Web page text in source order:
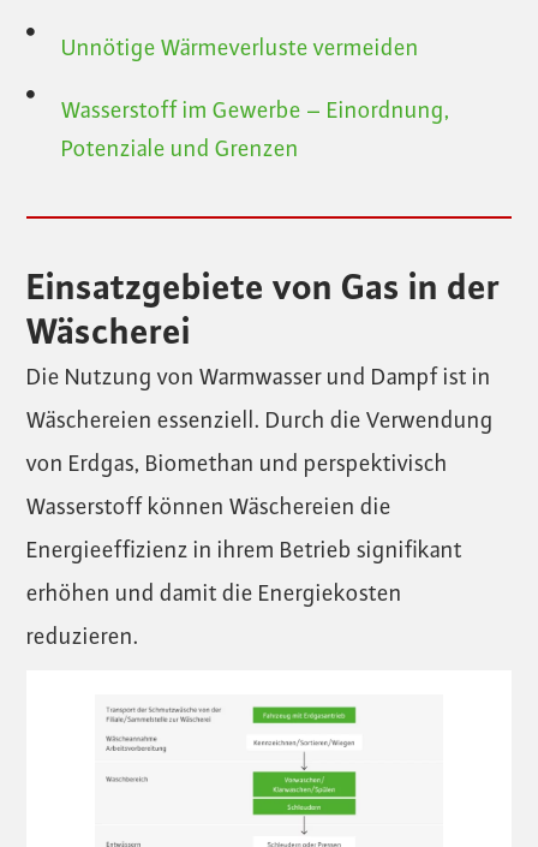
Unnötige Wärmeverluste vermeiden
Wasserstoff im Gewerbe – Einordnung,
Potenziale und Grenzen
Einsatzgebiete von Gas in der
Wäscherei
Die Nutzung von Warmwasser und Dampf ist in
Wäschereien essenziell. Durch die Verwendung
von Erdgas, Biomethan und perspektivisch
Wasserstoff können Wäschereien die
Energieeffizienz in ihrem Betrieb signifikant
erhöhen und damit die Energiekosten
reduzieren.